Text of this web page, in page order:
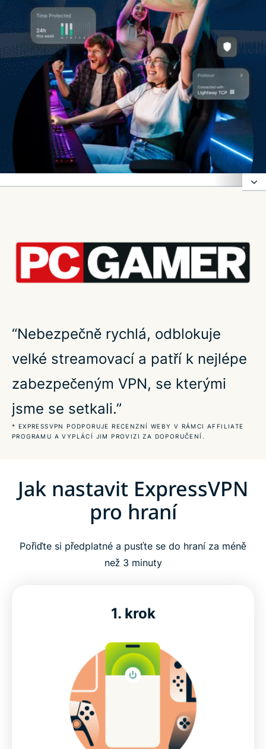
Co je to VPN pro hraní her?
Jak snižuje VPN ping?
Používejte VPN pro všechny nejoblíbenější hry
Získejte ExpressVPN na všech herních zařízeních
Získejte výhodu s VPN pro hraní v cloudu
Mohu pro hraní použít bezplatnou VPN?
Vyzkoušejte VPN pro hraní bez rizika
Jak nastavit ExpressVPN pro hraní
Podívejte se na aktuální akce ExpressVPN pro
“Nebezpečně rychlá, odblokuje
velké streamovací a patří k nejlépe
zabezpečeným VPN, se kterými
jsme se setkali.”
* EXPRESSVPN PODPORUJE RECENZNÍ WEBY V RÁMCI AFFILIATE
PROGRAMU A VYPLÁCÍ JIM PROVIZI ZA DOPORUČENÍ.
Jak nastavit ExpressVPN
pro hraní
Pořiďte si předplatné a pusťte se do hraní za méně
než 3 minuty
1. krok